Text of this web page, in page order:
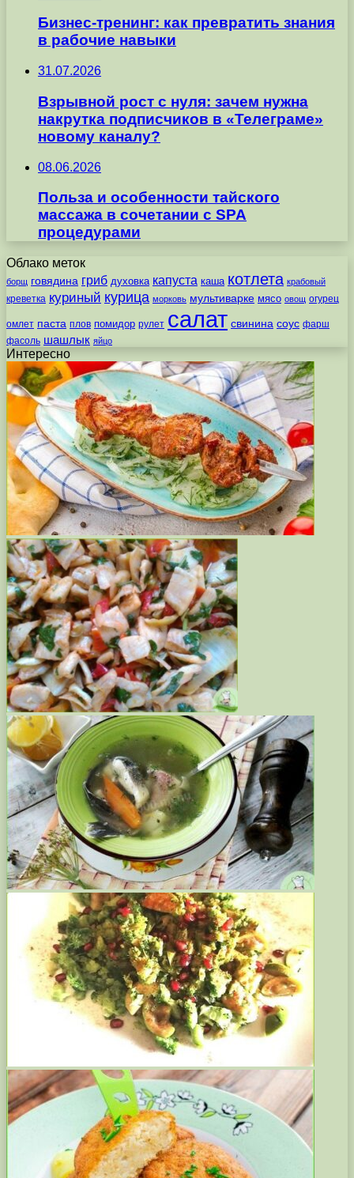
Бизнес-тренинг: как превратить знания
в рабочие навыки
31.07.2026
Взрывной рост с нуля: зачем нужна
накрутка подписчиков в «Телеграме»
новому каналу?
08.06.2026
Польза и особенности тайского
массажа в сочетании с SPA
процедурами
Облако меток
борщ говядина гриб духовка капуста каша котлета крабовый
креветка куриный курица морковь мультиварке мясо овощ огурец
омлет паста плов помидор рулет салат свинина соус фарш
фасоль шашлык яйцо
Интересно